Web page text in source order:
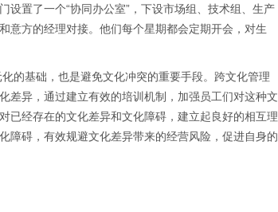
置了一个“协同办公室”，下设市场组、技术组、生产
意方的经理对接。他们每个星期都会定期开会，对生
基础，也是避免文化冲突的重要手段。跨文化管理
差异，通过建立有效的培训机制，加强员工们对这种文
已经存在的文化差异和文化障碍，建立起良好的相互理
障碍，有效规避文化差异带来的经营风险，促进自身的